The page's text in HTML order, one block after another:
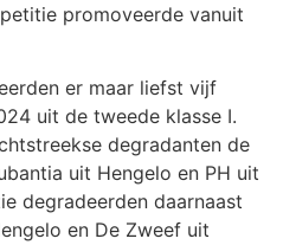
promoveerde vanuit
er maar liefst vijf
uit de tweede klasse I.
degradanten de
uit Hengelo en PH uit
degradeerden daarnaast
en De Zweef uit